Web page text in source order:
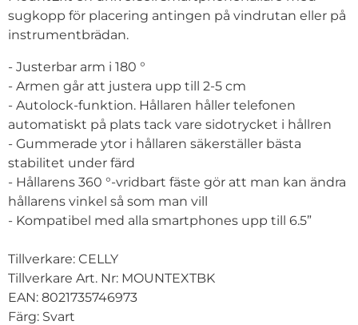
sugkopp för placering antingen på vindrutan eller på
instrumentbrädan.
- Justerbar arm i 180 °
- Armen går att justera upp till 2-5 cm
- Autolock-funktion. Hållaren håller telefonen
automatiskt på plats tack vare sidotrycket i hållren
- Gummerade ytor i hållaren säkerställer bästa
stabilitet under färd
- Hållarens 360 °-vridbart fäste gör att man kan ändra
hållarens vinkel så som man vill
- Kompatibel med alla smartphones upp till 6.5”
Tillverkare: CELLY
Tillverkare Art. Nr: MOUNTEXTBK
EAN: 8021735746973
Färg: Svart